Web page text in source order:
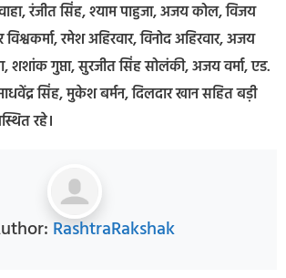
रंजीत सिंह, श्याम पाहुजा, अजय कोल, विजय
रमेश अहिरवार, विनोद अहिरवार, अजय
शशांक गुप्ता, सुरजीत सिंह सोलंकी, अजय वर्मा, एड.
सिंह, मुकेश बर्मन, दिलदार खान सहित बड़ी
रहे।
RashtraRakshak